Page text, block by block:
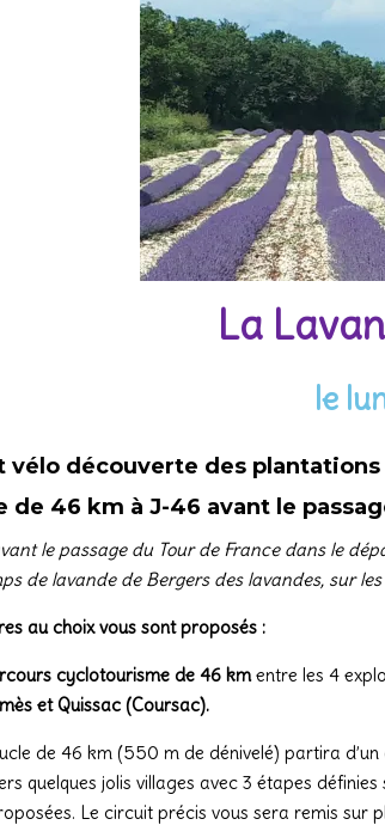
La
le
vélo découverte des plantations
de 46 km à J-46 avant le
le passage du Tour de France dans le
de lavande de Bergers des lavandes, sur
au choix vous sont proposés :
cyclotourisme de 46 kmentre les 4
et Quissac (Coursac).
de 46 km (550 m de dénivelé) partira
quelques jolis villages avec 3 étapes
Le circuit précis vous sera remis sur